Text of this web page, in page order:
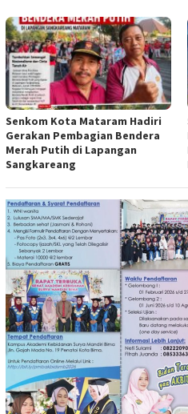
Senkom Kota Mataram Hadiri
Gerakan Pembagian Bendera
Merah Putih di Lapangan
Sangkareang